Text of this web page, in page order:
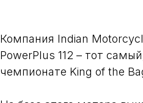
Компания Indian
PowerPlus 112 – тот
чемпионате King of the